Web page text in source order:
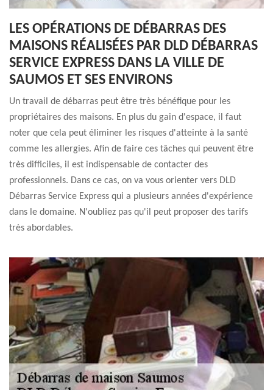
LES OPÉRATIONS DE DÉBARRAS DES
MAISONS RÉALISÉES PAR DLD DÉBARRAS
SERVICE EXPRESS DANS LA VILLE DE
SAUMOS ET SES ENVIRONS
Un travail de débarras peut être très bénéfique pour les
propriétaires des maisons. En plus du gain d'espace, il faut
noter que cela peut éliminer les risques d'atteinte à la santé
comme les allergies. Afin de faire ces tâches qui peuvent être
très difficiles, il est indispensable de contacter des
professionnels. Dans ce cas, on va vous orienter vers DLD
Débarras Service Express qui a plusieurs années d'expérience
dans le domaine. N'oubliez pas qu'il peut proposer des tarifs
très abordables.